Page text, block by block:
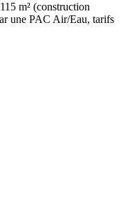
115 m² (construction
une PAC Air/Eau, tarifs